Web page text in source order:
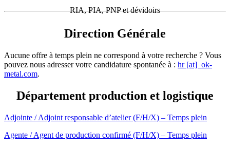
RIA, PIA, PNP et dévidoirs
Direction Générale
Aucune offre à temps plein ne correspond à votre recherche ? Vous
pouvez nous adresser votre candidature spontanée à : hr [at] ok-
metal.com.
Département production et logistique
Adjointe / Adjoint responsable d’atelier (F/H/X) – Temps plein
Agente / Agent de production confirmé (F/H/X) – Temps plein